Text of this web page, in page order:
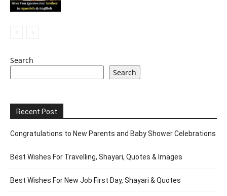
Search
Search
Recent Post
Congratulations to New Parents and Baby Shower Celebrations
Best Wishes For Travelling, Shayari, Quotes & Images
Best Wishes For New Job First Day, Shayari & Quotes